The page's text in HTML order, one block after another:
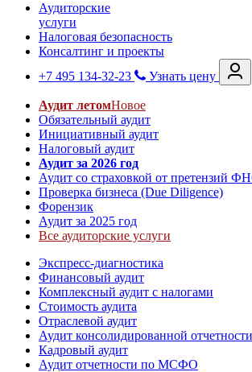
Аудиторские
услуги
Налоговая безопасность
Консалтинг и проекты
+7 495 134-32-23
Узнать цену
Аудит летомНовое
Обязательный аудит
Инициативный аудит
Налоговый аудит
Аудит за 2026 год
Аудит со страховкой от претензий
Проверка бизнеса (Due Diligence)
Форензик
Аудит за 2025 год
Все аудиторские услуги
Экспресс-диагностика
Финансовый аудит
Комплексный аудит с налогами
Стоимость аудита
Отраслевой аудит
Аудит консолидированной отчетности
Кадровый аудит
Аудит отчетности по МСФО